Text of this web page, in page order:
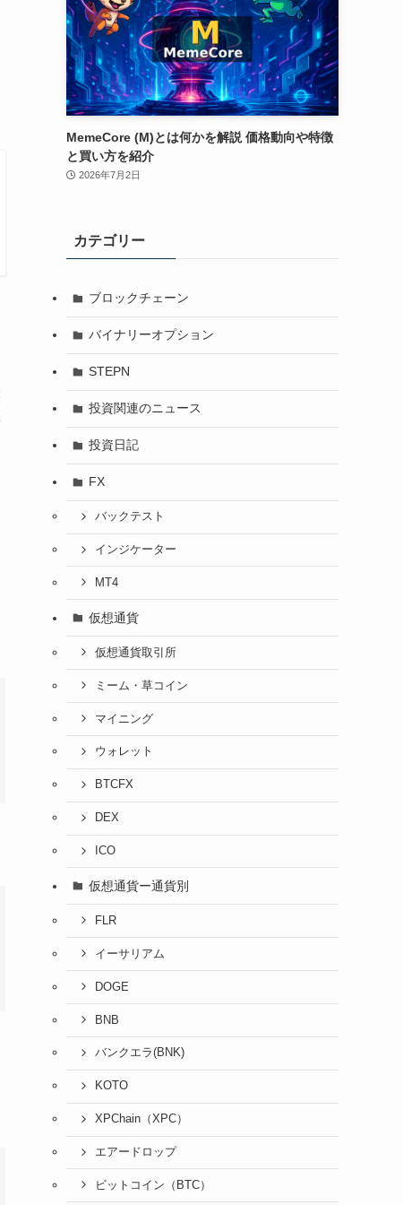
MemeCore (M)とは何かを解説 価格動向や特徴
と買い方を紹介
2026年7月2日
カテゴリー
ブロックチェーン
バイナリーオプション
STEPN
投資関連のニュース
投資日記
FX
バックテスト
インジケーター
MT4
仮想通貨
仮想通貨取引所
ミーム・草コイン
マイニング
ウォレット
BTCFX
DEX
ICO
仮想通貨ー通貨別
FLR
イーサリアム
DOGE
BNB
バンクエラ(BNK)
KOTO
XPChain（XPC）
エアードロップ
ビットコイン（BTC）